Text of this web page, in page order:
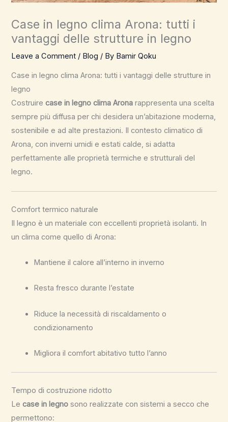
Case in legno clima Arona: tutti i
vantaggi delle strutture in legno
Leave a Comment / Blog / By Bamir Qoku
Case in legno clima Arona: tutti i vantaggi delle strutture in
legno
Costruirecase in legno clima Arona rappresenta una scelta
sempre più diffusa per chi desidera un’abitazione moderna,
sostenibile e ad alte prestazioni. Il contesto climatico di
Arona, con inverni umidi e estati calde, si adatta
perfettamente alle proprietà termiche e strutturali del
legno.
Comfort termico naturale
Il legno è un materiale con eccellenti proprietà isolanti. In
un clima come quello di Arona:
Mantiene il calore all’interno in inverno
Resta fresco durante l’estate
Riduce la necessità di riscaldamento o
condizionamento
Migliora il comfort abitativo tutto l’anno
Tempo di costruzione ridotto
Lecase in legno sono realizzate con sistemi a secco che
permettono: